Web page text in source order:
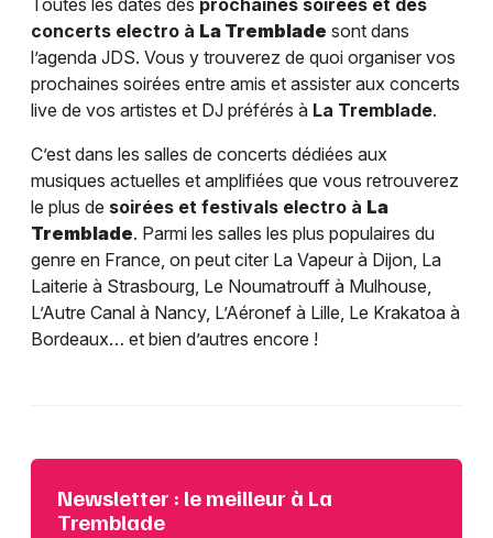
Toutes les dates des prochaines soirées et des
concerts electro à La Tremblade sont dans
l’agenda JDS. Vous y trouverez de quoi organiser vos
prochaines soirées entre amis et assister aux concerts
live de vos artistes et DJ préférés à La Tremblade.
C’est dans les salles de concerts dédiées aux
musiques actuelles et amplifiées que vous retrouverez
le plus de soirées et festivals electro à La
Tremblade. Parmi les salles les plus populaires du
genre en France, on peut citer La Vapeur à Dijon, La
Laiterie à Strasbourg, Le Noumatrouff à Mulhouse,
L’Autre Canal à Nancy, L’Aéronef à Lille, Le Krakatoa à
Bordeaux… et bien d’autres encore !
Newsletter : le meilleur à La
Tremblade